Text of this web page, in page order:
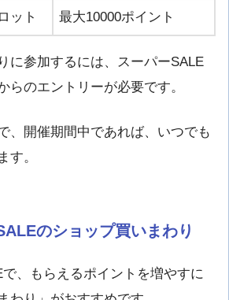
ット 最大10000ポイント
に参加するには、スーパーSALE
らのエントリーが必要です。
、開催期間中であれば、いつでも
す。
のショップ買いまわり
、もらえるポイントを増やすに